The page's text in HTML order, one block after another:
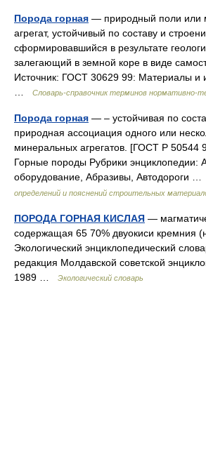
Порода горная — природный поли или
агрегат, устойчивый по составу и
сформировавшийся в результате
залегающий в земной коре в виде
Источник: ГОСТ 30629 99: Материалы и
Словарь-справочник терминов нормативно-
Порода горная — – устойчивая по
природная ассоциация одного или
минеральных агрегатов. [ГОСТ Р 50544
Горные породы Рубрики энциклопедии:
оборудование, Абразивы, Автодороги …
определений и пояснений строительных
ПОРОДА ГОРНАЯ КИСЛАЯ —
содержащая 65 70% двуокиси кремния
Экологический энциклопедический
редакция Молдавской советской
1989 …
Экологический словарь